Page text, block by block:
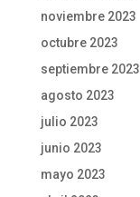
noviembre 2023
octubre 2023
septiembre 2023
agosto 2023
julio 2023
junio 2023
mayo 2023